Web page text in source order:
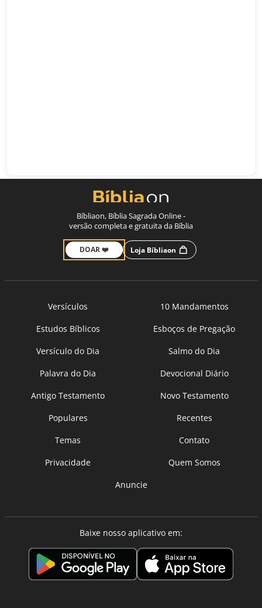
Bíbliaon, Bíblia Sagrada Online -
versão completa e gratuita da Bíblia
DOAR ❤️ Loja Bíbliaon
Versículos
10 Mandamentos
Estudos Bíblicos
Esboços de Pregação
Versículo do Dia
Salmo do Dia
Palavra do Dia
Devocional Diário
Antigo Testamento
Novo Testamento
Populares
Recentes
Temas
Contato
Privacidade
Quem Somos
Anuncie
Baixe nosso aplicativo em: